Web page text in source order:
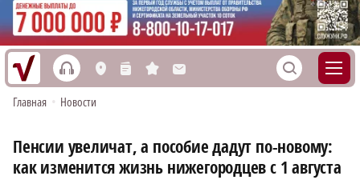
h L n s M S
Главная • Новости
Пенсии увеличат, а пособие дадут по-новому:
как изменится жизнь нижегородцев с 1 августа